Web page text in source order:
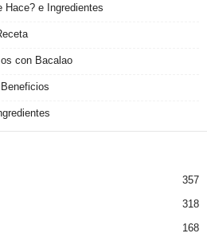
Hace? e Ingredientes
con Bacalao
357
318
168